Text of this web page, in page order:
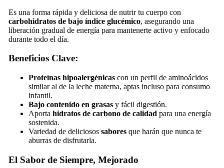
Es una forma rápida y deliciosa de nutrir tu cuerpo con
carbohidratos de bajo índice glucémico, asegurando una
liberación gradual de energía para mantenerte activo y enfocado
durante todo el día.
Beneficios Clave:
Proteínas hipoalergénicascon un perfil de aminoácidos
similar al de la leche materna, aptas incluso para consumo
infantil.
Bajo contenido en grasasy fácil digestión.
Aporta hidratos de carbono de calidad para una energía
sostenida.
Variedad de deliciosos saboresque harán que nunca te
aburras de disfrutarla.
El Sabor de Siempre, Mejorado